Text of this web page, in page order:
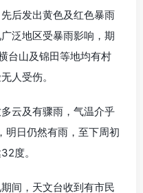
后发出黄色及红色暴雨
泛地区受暴雨影响，期
台山及锦田等地均有村
人受伤。
云及有骤雨，气温介乎
明日仍然有雨，至下周初
度。
间，天文台收到有市民